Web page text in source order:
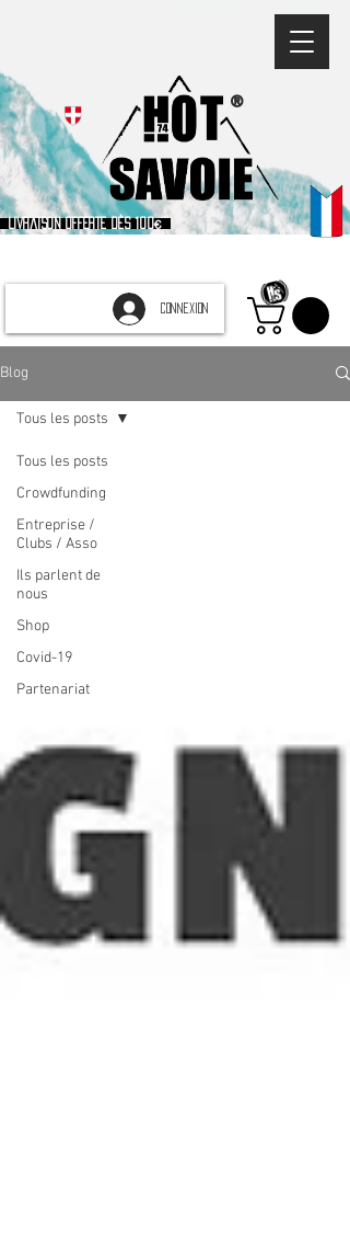
®
Livraison offerte dès 100€
CONNEXION
Blog
Tous les posts
Crowdfunding
Entreprise /
Clubs / Asso
Ils parlent de
nous
Shop
Covid-19
Partenariat
Tous les posts